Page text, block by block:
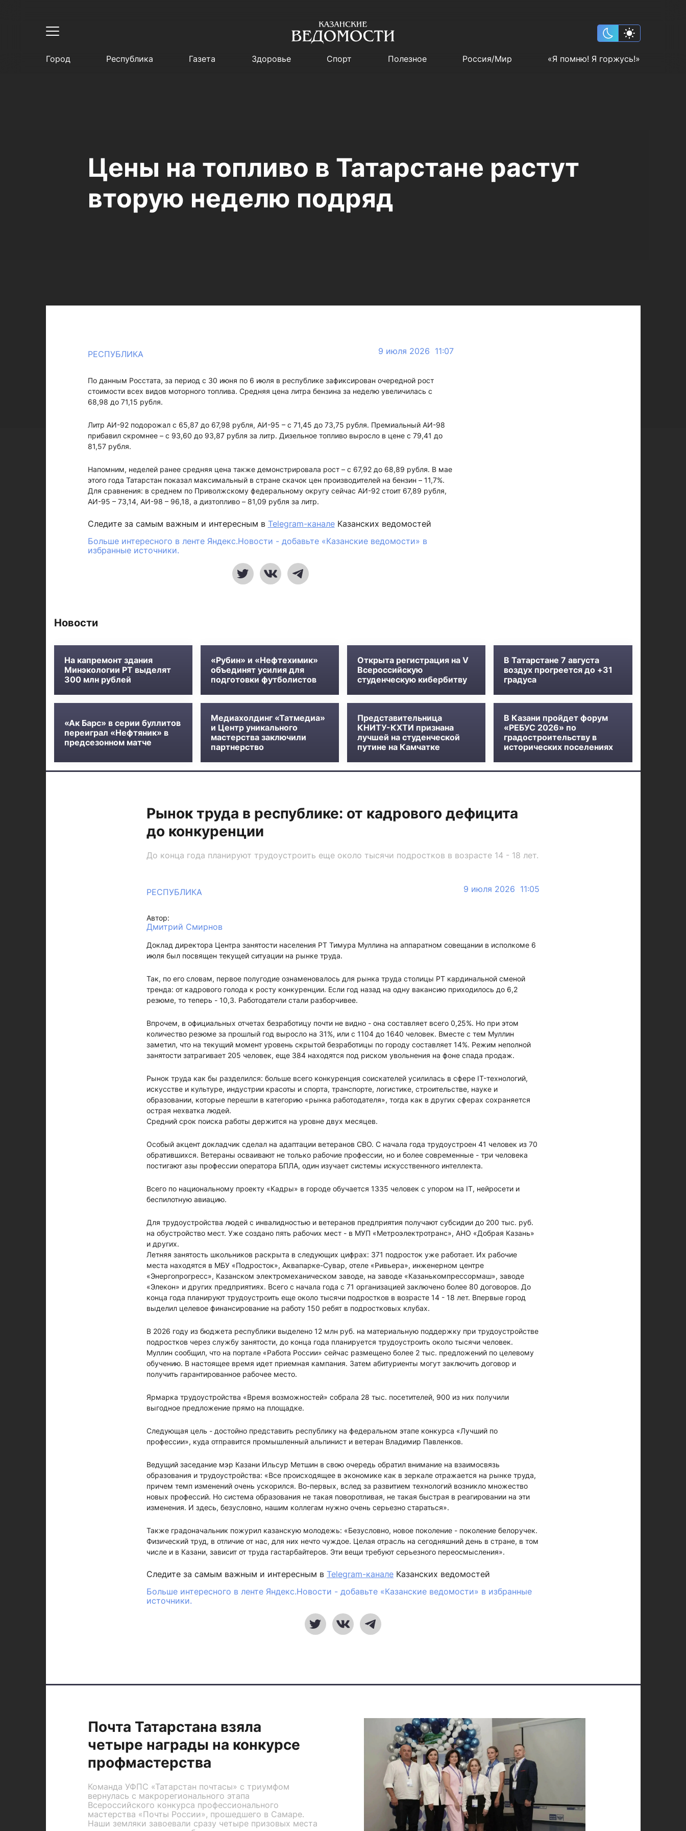
Город Республика Газета Здоровье Спорт Полезное Россия/Мир «Я помню! Я горжусь!»
Цены на топливо в Татарстане растут
вторую неделю подряд
РЕСПУБЛИКА 9 июля 2026 11:07
По данным Росстата, за период с 30 июня по 6 июля в республике зафиксирован очередной рост
стоимости всех видов моторного топлива. Средняя цена литра бензина за неделю увеличилась с
68,98 до 71,15 рубля.
Литр АИ-92 подорожал с 65,87 до 67,98 рубля, АИ-95 – с 71,45 до 73,75 рубля. Премиальный АИ-98
прибавил скромнее – с 93,60 до 93,87 рубля за литр. Дизельное топливо выросло в цене с 79,41 до
81,57 рубля.
Напомним, неделей ранее средняя цена также демонстрировала рост – с 67,92 до 68,89 рубля. В мае
этого года Татарстан показал максимальный в стране скачок цен производителей на бензин – 11,7%.
Для сравнения: в среднем по Приволжскому федеральному округу сейчас АИ-92 стоит 67,89 рубля,
АИ-95 – 73,14, АИ-98 – 96,18, а дизтопливо – 81,09 рубля за литр.
Следите за самым важным и интересным в Telegram-каналеКазанских ведомостей
Больше интересного в ленте Яндекс.Новости - добавьте «Казанские ведомости» в
избранные источники.
Новости
На капремонт здания
Минэкологии РТ выделят
300 млн рублей
«Рубин» и «Нефтехимик»
объединят усилия для
подготовки футболистов
Открыта регистрация на V
Всероссийскую
студенческую кибербитву
В Татарстане 7 августа
воздух прогреется до +31
градуса
«Ак Барс» в серии буллитов
переиграл «Нефтяник» в
предсезонном матче
Медиахолдинг «Татмедиа»
и Центр уникального
мастерства заключили
партнерство
Представительница
КНИТУ-КХТИ признана
лучшей на студенческой
путине на Камчатке
В Казани пройдет форум
«РЕБУС 2026» по
градостроительству в
исторических поселениях
Рынок труда в республике: от кадрового дефицита
до конкуренции
До конца года планируют трудоустроить еще около тысячи подростков в возрасте 14 - 18 лет.
РЕСПУБЛИКА 9 июля 2026 11:05
Автор:
Дмитрий Смирнов
Доклад директора Центра занятости населения РТ Тимура Муллина на аппаратном совещании в исполкоме 6
июля был посвящен текущей ситуации на рынке труда.
Так, по его словам, первое полугодие ознаменовалось для рынка труда столицы РТ кардинальной сменой
тренда: от кадрового голода к росту конкуренции. Если год назад на одну вакансию приходилось до 6,2
резюме, то теперь - 10,3. Работодатели стали разборчивее.
Впрочем, в официальных отчетах безработицу почти не видно - она составляет всего 0,25%. Но при этом
количество резюме за прошлый год выросло на 31%, или с 1104 до 1640 человек. Вместе с тем Муллин
заметил, что на текущий момент уровень скрытой безработицы по городу составляет 14%. Режим неполной
занятости затрагивает 205 человек, еще 384 находятся под риском увольнения на фоне спада продаж.
Рынок труда как бы разделился: больше всего конкуренция соискателей усилилась в сфере IT-технологий,
искусстве и культуре, индустрии красоты и спорта, транспорте, логистике, строительстве, науке и
образовании, которые перешли в категорию «рынка работодателя», тогда как в других сферах сохраняется
острая нехватка людей.
Средний срок поиска работы держится на уровне двух месяцев.
Особый акцент докладчик сделал на адаптации ветеранов СВО. С начала года трудоустроен 41 человек из 70
обратившихся. Ветераны осваивают не только рабочие профессии, но и более современные - три человека
постигают азы профессии оператора БПЛА, один изучает системы искусственного интеллекта.
Всего по национальному проекту «Кадры» в городе обучается 1335 человек с упором на IT, нейросети и
беспилотную авиацию.
Для трудоустройства людей с инвалидностью и ветеранов предприятия получают субсидии до 200 тыс. руб.
на обустройство мест. Уже создано пять рабочих мест - в МУП «Метроэлектротранс», АНО «Добрая Казань»
и других.
Летняя занятость школьников раскрыта в следующих цифрах: 371 подросток уже работает. Их рабочие
места находятся в МБУ «Подросток», Аквапарке-Сувар, отеле «Ривьера», инженерном центре
«Энергопрогресс», Казанском электромеханическом заводе, на заводе «Казанькомпрессормаш», заводе
«Элекон» и других предприятиях. Всего с начала года с 71 организацией заключено более 80 договоров. До
конца года планируют трудоустроить еще около тысячи подростков в возрасте 14 - 18 лет. Впервые город
выделил целевое финансирование на работу 150 ребят в подростковых клубах.
В 2026 году из бюджета республики выделено 12 млн руб. на материальную поддержку при трудоустройстве
подростков через службу занятости, до конца года планируется трудоустроить около тысячи человек.
Муллин сообщил, что на портале «Работа России» сейчас размещено более 2 тыс. предложений по целевому
обучению. В настоящее время идет приемная кампания. Затем абитуриенты могут заключить договор и
получить гарантированное рабочее место.
Ярмарка трудоустройства «Время возможностей» собрала 28 тыс. посетителей, 900 из них получили
выгодное предложение прямо на площадке.
Следующая цель - достойно представить республику на федеральном этапе конкурса «Лучший по
профессии», куда отправится промышленный альпинист и ветеран Владимир Павленков.
Ведущий заседание мэр Казани Ильсур Метшин в свою очередь обратил внимание на взаимосвязь
образования и трудоустройства: «Все происходящее в экономике как в зеркале отражается на рынке труда,
причем темп изменений очень ускорился. Во-первых, вслед за развитием технологий возникло множество
новых профессий. Но система образования не такая поворотливая, не такая быстрая в реагировании на эти
изменения. И здесь, безусловно, нашим коллегам нужно очень серьезно стараться».
Также градоначальник пожурил казанскую молодежь: «Безусловно, новое поколение - поколение белоручек.
Физический труд, в отличие от нас, для них нечто чуждое. Целая отрасль на сегодняшний день в стране, в том
числе и в Казани, зависит от труда гастарбайтеров. Эти вещи требуют серьезного переосмысления».
Следите за самым важным и интересным в Telegram-канале Казанских ведомостей
Больше интересного в ленте Яндекс.Новости - добавьте «Казанские ведомости» в избранные
источники.
Почта Татарстана взяла
четыре награды на конкурсе
профмастерства
Команда УФПС «Татарстан почтасы» с триумфом
вернулась с макрорегионального этапа
Всероссийского конкурса профессионального
мастерства «Почты России», прошедшего в Самаре.
Наши земляки завоевали сразу четыре призовых места